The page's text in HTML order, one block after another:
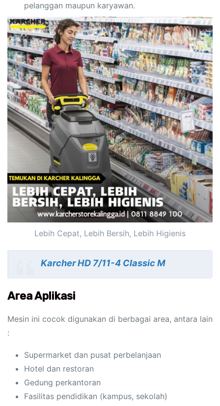
pelanggan maupun karyawan.
Lebih Cepat, Lebih Bersih, Lebih Higienis
Karcher HD 7/11-4 Classic M
Area Aplikasi
Mesin ini cocok digunakan di berbagai area, antara lain
:
Supermarket dan pusat perbelanjaan
Hotel dan restoran
Gedung perkantoran
Fasilitas pendidikan (kampus, sekolah)